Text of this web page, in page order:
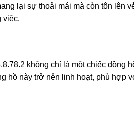
lại sự thoải mái mà còn tôn lên
việc.
không chỉ là một chiếc đồng
hồ này trở nên linh hoạt, phù hợp